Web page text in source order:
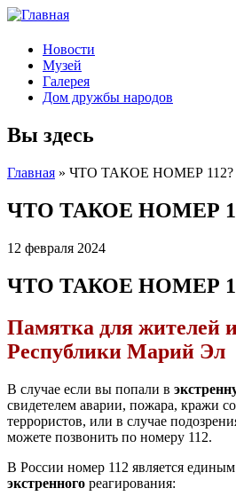
Новости
Музей
Галерея
Дом дружбы народов
Вы здесь
Главная » ЧТО ТАКОЕ НОМЕР 112?
ЧТО ТАКОЕ НОМЕР
12 февраля 2024
ЧТО ТАКОЕ НОМЕР
Памятка для жителей
Республики Марий Эл
В случае если вы попали в
свидетелем аварии, пожара, кражи
террористов, или в случае
можете позвонить по номеру 112.
В России номер 112 является
экстренного реагирования: